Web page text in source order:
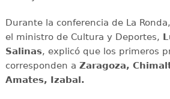
Durante la conferencia de La
el ministro de Cultura y Deportes,
Salinas, explicó que los primeros
corresponden a Zaragoza,
Amates, Izabal.